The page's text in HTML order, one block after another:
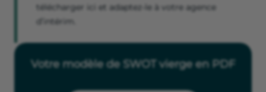
télécharger ici et adaptez-le à votre agence
d’intérim.
Votre modèle de SWOT vierge en PDF